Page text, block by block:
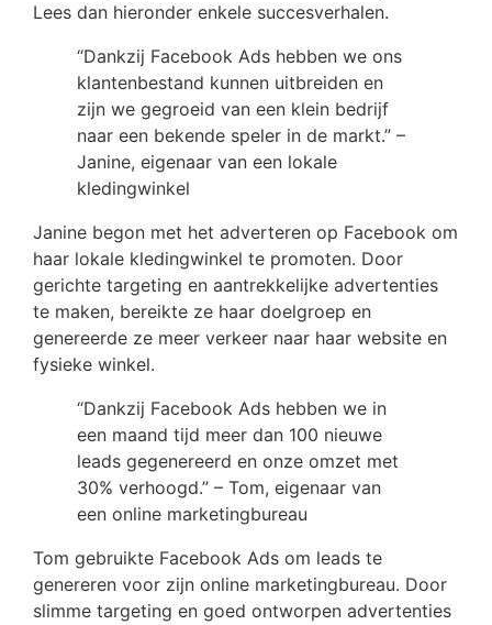
Lees dan hieronder enkele succesverhalen.
“Dankzij Facebook Ads hebben we ons
klantenbestand kunnen uitbreiden en
zijn we gegroeid van een klein bedrijf
naar een bekende speler in de markt.” –
Janine, eigenaar van een lokale
kledingwinkel
Janine begon met het adverteren op Facebook om
haar lokale kledingwinkel te promoten. Door
gerichte targeting en aantrekkelijke advertenties
te maken, bereikte ze haar doelgroep en
genereerde ze meer verkeer naar haar website en
fysieke winkel.
“Dankzij Facebook Ads hebben we in
een maand tijd meer dan 100 nieuwe
leads gegenereerd en onze omzet met
30% verhoogd.” – Tom, eigenaar van
een online marketingbureau
Tom gebruikte Facebook Ads om leads te
genereren voor zijn online marketingbureau. Door
slimme targeting en goed ontworpen advertenties